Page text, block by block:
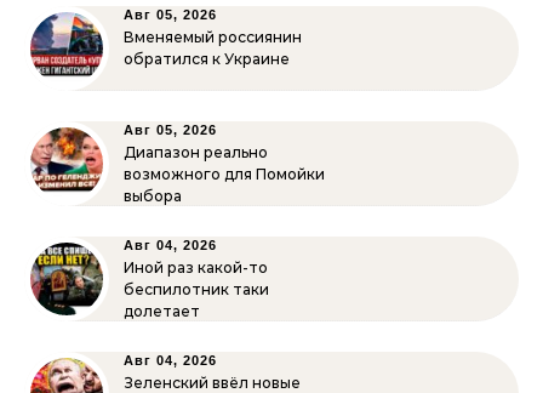
Авг 05, 2026
Вменяемый россиянин
обратился к Украине
Авг 05, 2026
Диапазон реально
возможного для Помойки
выбора
Авг 04, 2026
Иной раз какой-то
беспилотник таки
долетает
Авг 04, 2026
Зеленский ввёл новые